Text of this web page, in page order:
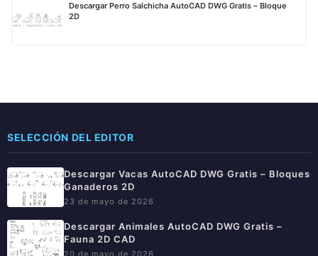
Descargar Perro Salchicha AutoCAD DWG Gratis – Bloque
2D
SELECCIÓN DEL EDITOR
Descargar Vacas AutoCAD DWG Gratis – Bloques
Ganaderos 2D
23 de mayo de 2026
Descargar Animales AutoCAD DWG Gratis –
Fauna 2D CAD